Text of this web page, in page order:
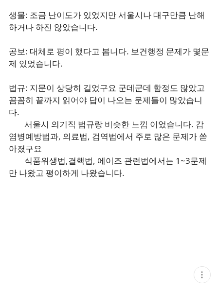
생물: 조금 난이도가 있었지만 서울시나 대구만큼 난해
하거나 하진 않았습니다.
공보: 대체로 평이 했다고 봅니다. 보건행정 문제가 몇문
제 있었습니다.
법규: 지문이 상당히 길었구요 군데군데 함정도 많았고
꼼꼼히 끝까지 읽어야 답이 나오는 문제들이 많았습니
다.
서울시 의기직 법규랑 비슷한 느낌 이었습니다. 감
염병예방법과, 의료법, 검역법에서 주로 많은 문제가 쏟
아졌구요
식품위생법,결핵법, 에이즈 관련법에서는 1~3문제
만 나왔고 평이하게 나왔습니다.
현
재